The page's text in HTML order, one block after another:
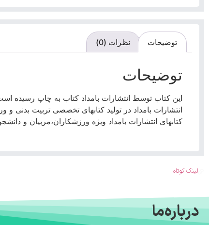
توضیحات نظرات (0)
توضیحات
این کتاب توسط انتشارات بامداد کتاب به چاپ رسیده
انتشارات بامداد در تولید کتابهای تخصصی تربیت بدنی و
کتابهای انتشارات بامداد ویژه ورزشکاران،مربیان و
لینک کوتاه
درباره‌ما